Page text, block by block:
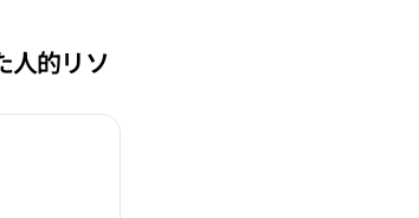
人的リソ